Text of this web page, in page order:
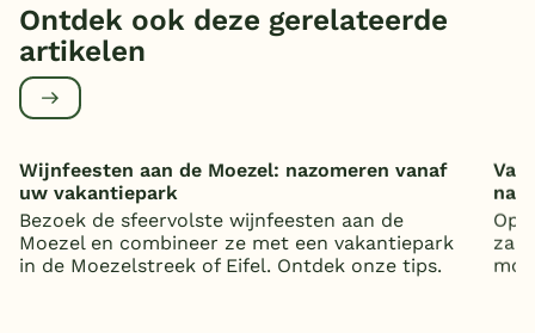
Ontdek ook deze gerelateerde
artikelen
Wijnfeesten aan de Moezel: nazomeren vanaf
uw vakantiepark
Bezoek de sfeervolste wijnfeesten aan de
Moezel en combineer ze met een vakantiepark
in de Moezelstreek of Eifel. Ontdek onze tips.
Op